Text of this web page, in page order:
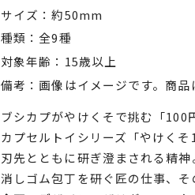
サイズ
約50mm
種類
全9種
対象年齢
15歳以上
備考
画像はイメージです。商品
ブシカプがやけくそで挑む「100
カプセルトイシリーズ「やけくそ
刃先とともに研ぎ澄まされる精神
消しゴム包丁を研ぐ匠の仕事、そ